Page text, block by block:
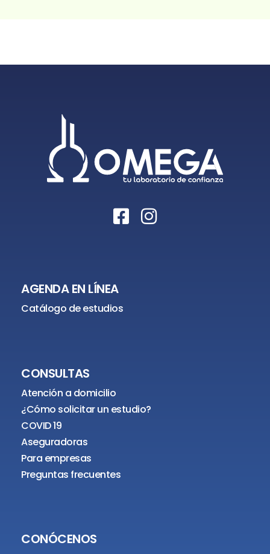
AGENDA EN LÍNEA
Catálogo de estudios
CONSULTAS
Atención a domicilio
¿Cómo solicitar un estudio?
COVID 19
Aseguradoras
Para empresas
Preguntas frecuentes
CONÓCENOS